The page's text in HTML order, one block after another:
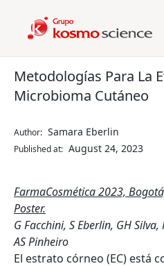
Metodologías Para La
Microbioma Cutáneo
Author: Samara Eberlin
Published at: August 24, 2023
FarmaCosmética 2023,
Poster.
G Facchini, S Eberlin, GH
AS Pinheiro
El estrato córneo (EC) está